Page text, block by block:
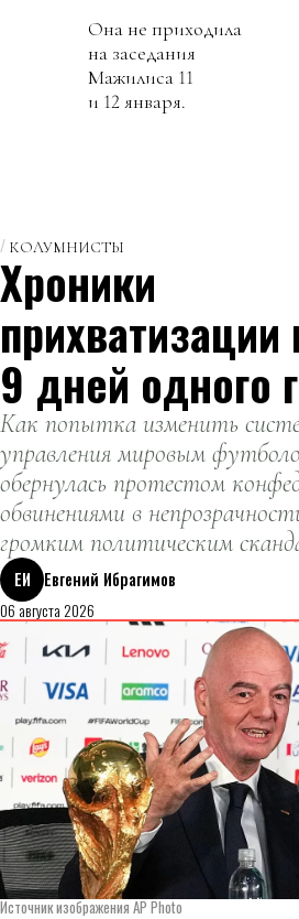
Она не приходила
на заседания
Мажилиса 11
и 12 января.
КОЛУМНИСТЫ
Хроники
прихватизации
9 дней одного
Как попытка изменить
управления мировым
обернулась протестом
обвинениями в
громким политическим
ЕИ
Евгений Ибрагимов
06 августа 2026
Источник изображения AP Photo